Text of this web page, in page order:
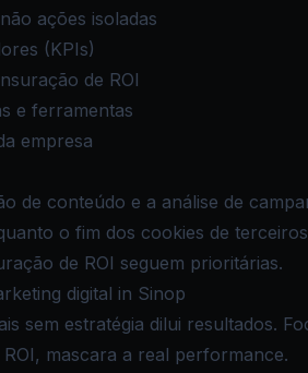
ações isoladas
(KPIs)
de ROI
e ferramentas
empresa
de conteúdo e a análise de
o fim dos cookies de
de ROI seguem prioritárias.
digital in Sinop
sem estratégia dilui resultados.
mascara a real performance.